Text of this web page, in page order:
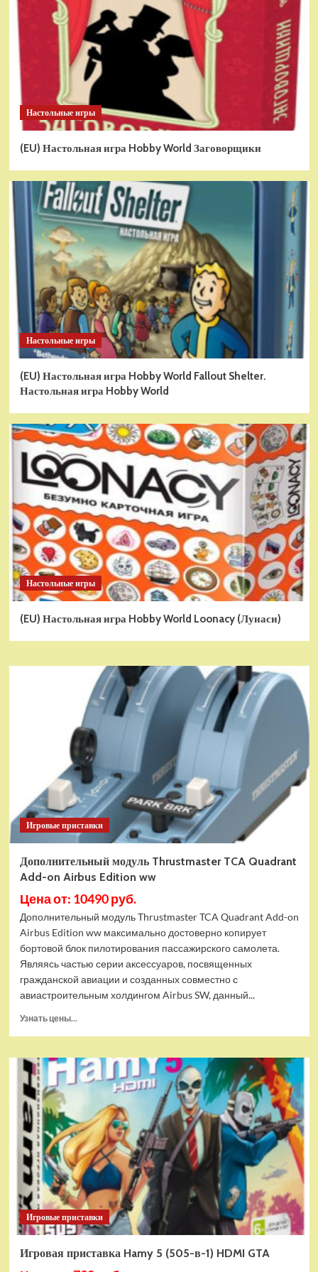
Настольные игры
(EU) Настольная игра Hobby World Заговорщики
Настольные игры
(EU) Настольная игра Hobby World Fallout Shelter.
Настольная игра Hobby World
Настольные игры
(EU) Настольная игра Hobby World Loonacy (Лунаси)
Игровые приставки
Дополнительный модуль Thrustmaster TCA Quadrant
Add-on Airbus Edition ww
Цена от: 10490 руб.
Дополнительный модуль Thrustmaster TCA Quadrant Add-on
Airbus Edition ww максимально достоверно копирует
бортовой блок пилотирования пассажирского самолета.
Являясь частью серии аксессуаров, посвященных
гражданской авиации и созданных совместно с
авиастроительным холдингом Airbus SW, данный...
Узнать цены...
Дополнительный
модуль
Thrustmaster
Quadrant
Add-
on
Airbus
Edition
ww
Игровые приставки
Игровая приставка Hamy 5 (505-в-1) HDMI GTA